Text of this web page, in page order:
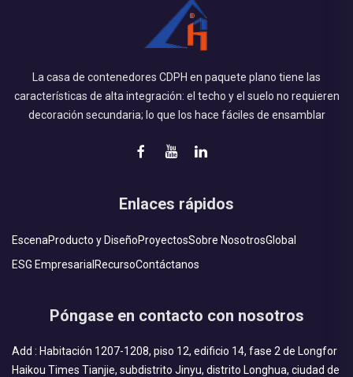
La casa de contenedores CDPH en paquete plano tiene las
características de alta integración: el techo y el suelo no requieren
decoración secundaria; lo que los hace fáciles de ensamblar
Enlaces rápidos
EscenaProducto y DiseñoProyectosSobre NosotrosGlobal
ESG Empresarial RecursoContáctanos
Póngase en contacto con nosotros
Add : Habitación 1207-1208, piso 12, edificio 14, fase 2 de Longfor
Haikou Times Tianjie, subdistrito Jinyu, distrito Longhua, ciudad de